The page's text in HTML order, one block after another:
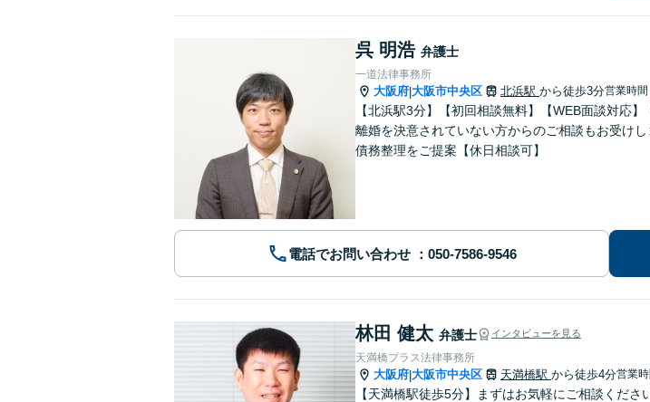
呉 明浩 弁護士
一道法律事務所
大阪府|大阪市中央区 北浜駅 から徒歩3分営業時間
【北浜駅3分】【初回相談無料】【WEB面談対応
離婚を決意されていない方からのご相談もお受け
債務整理をご提案【休日相談可】
電話でお問い合わせ
林田 健太 弁護士 インタビューを見る
天満橋プラス法律事務所
大阪府|大阪市中央区 天満橋駅 から徒歩4分営業
【天満橋駅徒歩5分】まずはお気軽にご相談くだ